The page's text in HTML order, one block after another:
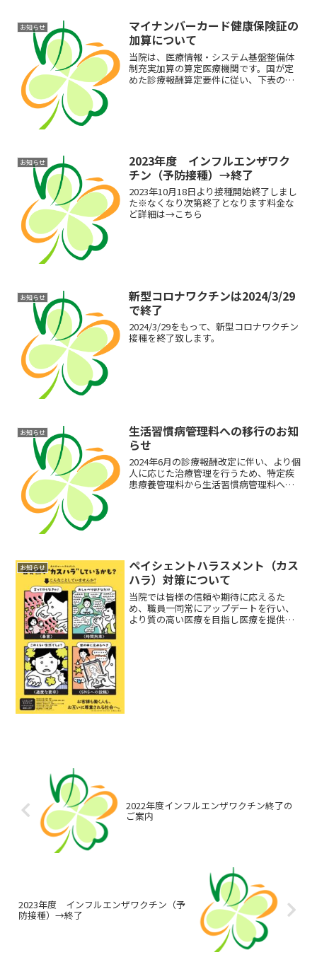
お知らせ
マイナンバーカード健康保険証の
加算について
当院は、医療情報・システム基盤整備体
制充実加算の算定医療機関です。国が定
めた診療報酬算定要件に従い、下表のと
お知らせ
2023年度 インフルエンザワク
チン（予防接種）→終了
2023年10月18日より接種開始終了しまし
た※なくなり次第終了となります料金な
ど詳細は→こちら
お知らせ
新型コロナワクチンは2024/3/29
で終了
2024/3/29をもって、新型コロナワクチン
接種を終了致します。
お知らせ
生活習慣病管理料への移行のお知
らせ
2024年6月の診療報酬改定に伴い、より個
人に応じた治療管理を行うため、特定疾
患療養管理料から生活習慣病管理料へ移
お知らせ
ペイシェントハラスメント（カス
ハラ）対策について
当院では皆様の信頼や期待に応えるた
め、職員一同常にアップデートを行い、
より質の高い医療を目指し医療を提供し
2022年度インフルエンザワクチン終了の
ご案内
2023年度 インフルエンザワクチン（予
防接種）→終了